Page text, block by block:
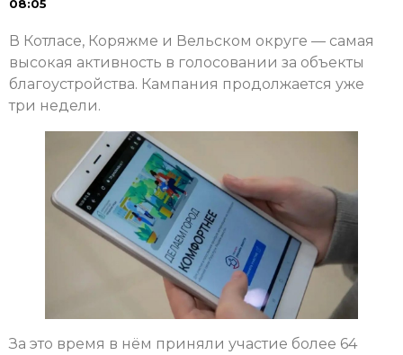
08:05
В Котласе, Коряжме и Вельском округе — самая
высокая активность в голосовании за объекты
благоустройства. Кампания продолжается уже
три недели.
За это время в нём приняли участие более 64